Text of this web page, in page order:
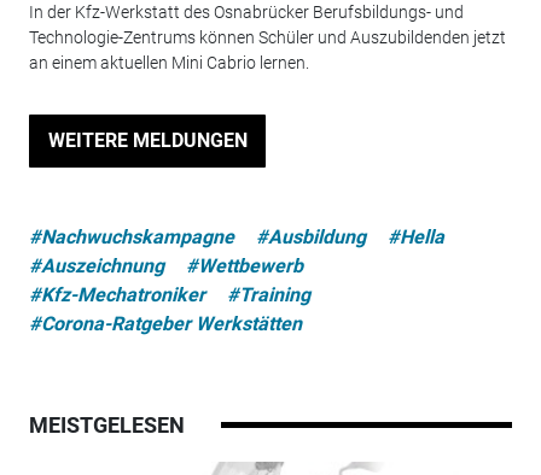
In der Kfz-Werkstatt des Osnabrücker Berufsbildungs- und
Technologie-Zentrums können Schüler und Auszubildenden jetzt
an einem aktuellen Mini Cabrio lernen.
WEITERE MELDUNGEN
#Nachwuchskampagne #Ausbildung
#Hella
#Auszeichnung
#Wettbewerb
#Kfz-Mechatroniker
#Training
#Corona-Ratgeber Werkstätten
MEISTGELESEN